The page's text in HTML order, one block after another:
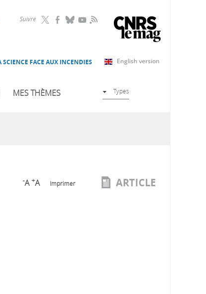
Suivre RSS
English version
FACE AUX INCENDIES
MES THÈMES Types
-A +A Imprimer ARTICLE